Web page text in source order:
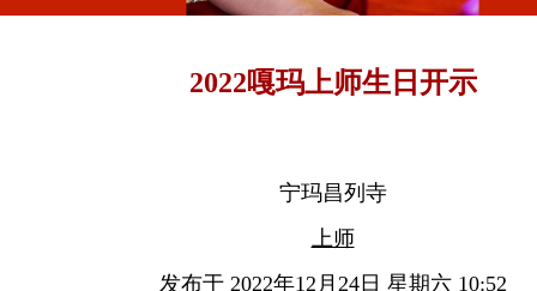
2022嘎玛上师生日开示
宁玛昌列寺
上师
发布于 2022年12月24日 星期六 10:52